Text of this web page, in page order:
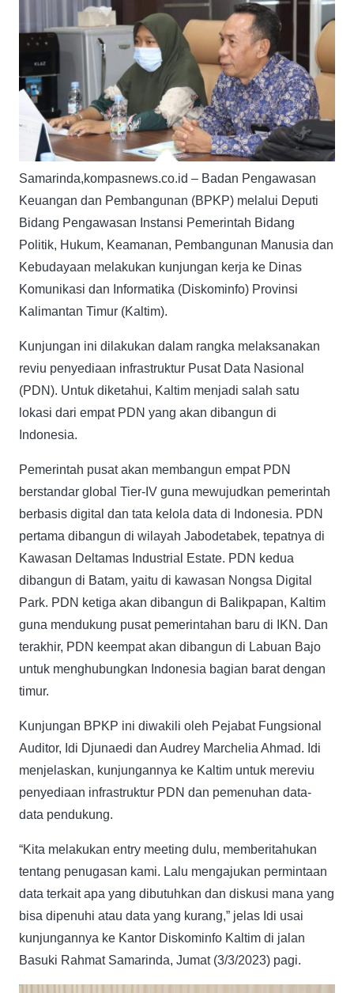
Samarinda,kompasnews.co.id – Badan Pengawasan
Keuangan dan Pembangunan (BPKP) melalui Deputi
Bidang Pengawasan Instansi Pemerintah Bidang
Politik, Hukum, Keamanan, Pembangunan Manusia dan
Kebudayaan melakukan kunjungan kerja ke Dinas
Komunikasi dan Informatika (Diskominfo) Provinsi
Kalimantan Timur (Kaltim).
Kunjungan ini dilakukan dalam rangka melaksanakan
reviu penyediaan infrastruktur Pusat Data Nasional
(PDN). Untuk diketahui, Kaltim menjadi salah satu
lokasi dari empat PDN yang akan dibangun di
Indonesia.
Pemerintah pusat akan membangun empat PDN
berstandar global Tier-IV guna mewujudkan pemerintah
berbasis digital dan tata kelola data di Indonesia. PDN
pertama dibangun di wilayah Jabodetabek, tepatnya di
Kawasan Deltamas Industrial Estate. PDN kedua
dibangun di Batam, yaitu di kawasan Nongsa Digital
Park. PDN ketiga akan dibangun di Balikpapan, Kaltim
guna mendukung pusat pemerintahan baru di IKN. Dan
terakhir, PDN keempat akan dibangun di Labuan Bajo
untuk menghubungkan Indonesia bagian barat dengan
timur.
Kunjungan BPKP ini diwakili oleh Pejabat Fungsional
Auditor, Idi Djunaedi dan Audrey Marchelia Ahmad. Idi
menjelaskan, kunjungannya ke Kaltim untuk mereviu
penyediaan infrastruktur PDN dan pemenuhan data-
data pendukung.
“Kita melakukan entry meeting dulu, memberitahukan
tentang penugasan kami. Lalu mengajukan permintaan
data terkait apa yang dibutuhkan dan diskusi mana yang
bisa dipenuhi atau data yang kurang,” jelas Idi usai
kunjungannya ke Kantor Diskominfo Kaltim di jalan
Basuki Rahmat Samarinda, Jumat (3/3/2023) pagi.